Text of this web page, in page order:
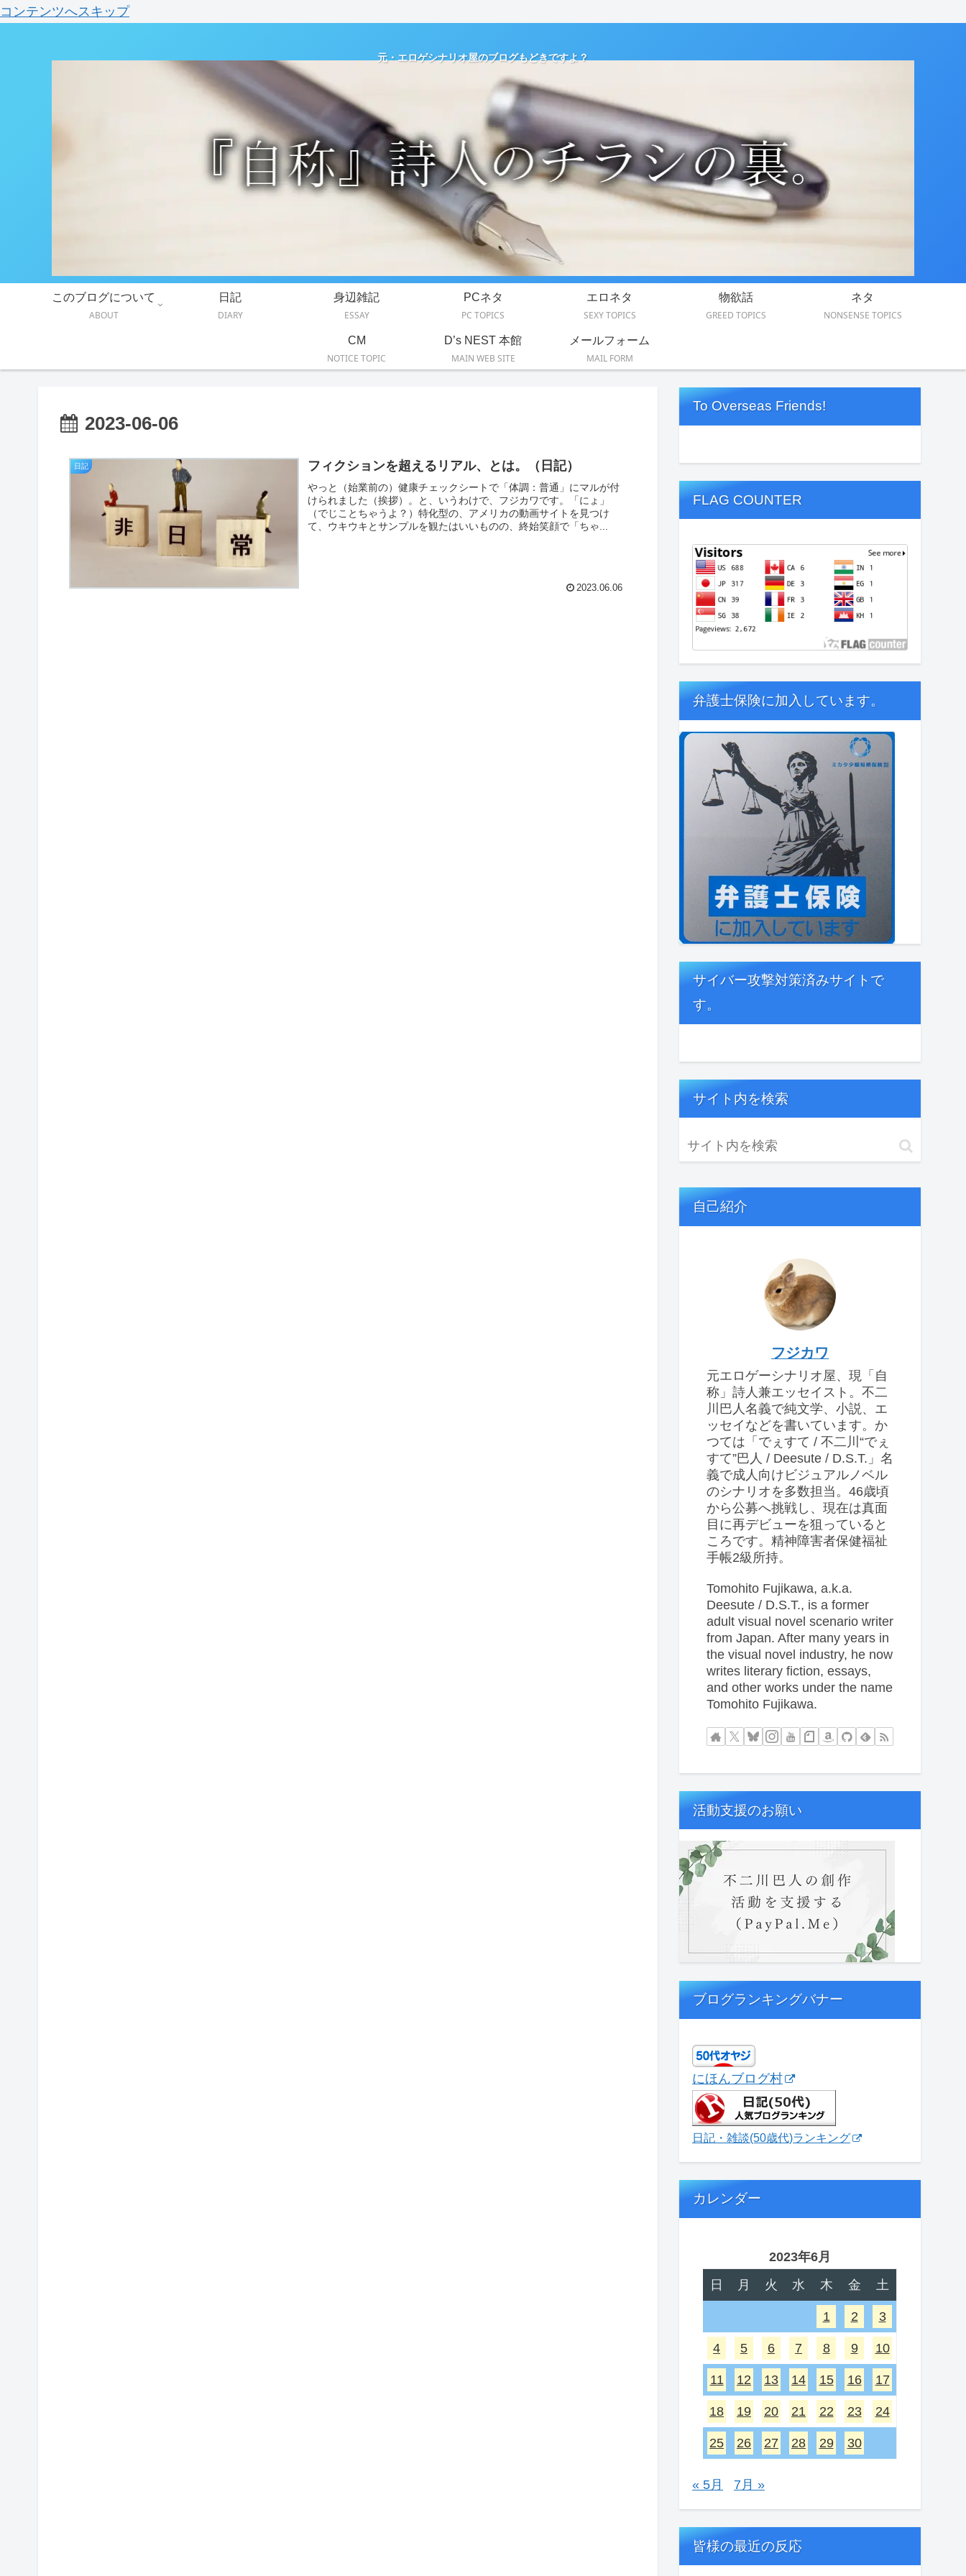
コンテンツへスキップ
元・エロゲシナリオ屋のブログもどきですよ？
このブログについて
ABOUT
日記
DIARY
身辺雑記
ESSAY
PCネタ
PC TOPICS
エロネタ
SEXY TOPICS
物欲話
GREED TOPICS
ネタ
NONSENSE TOPICS
CM
NOTICE TOPIC
D’s NEST 本館
MAIN WEB SITE
メールフォーム
MAIL FORM
2023-06-06
日記 フィクションを超えるリアル、とは。（日記）
やっと（始業前の）健康チェックシートで「体調：普通」にマルが付
けられました（挨拶）。と、いうわけで、フジカワです。「にょ」
（でじことちゃうよ？）特化型の、アメリカの動画サイトを見つけ
て、ウキウキとサンプルを観たはいいものの、終始笑顔で「ちゃ...
2023.06.06
To Overseas Friends!
FLAG COUNTER
弁護士保険に加入しています。
サイバー攻撃対策済みサイトで
す。
サイト内を検索
自己紹介
フジカワ
元エロゲーシナリオ屋、現「自
称」詩人兼エッセイスト。不二
川巴人名義で純文学、小説、エ
ッセイなどを書いています。か
つては「でぇすて / 不二川“でぇ
すて”巴人 / Deesute / D.S.T.」名
義で成人向けビジュアルノベル
のシナリオを多数担当。46歳頃
から公募へ挑戦し、現在は真面
目に再デビューを狙っていると
ころです。精神障害者保健福祉
手帳2級所持。
Tomohito Fujikawa, a.k.a.
Deesute / D.S.T., is a former
adult visual novel scenario writer
from Japan. After many years in
the visual novel industry, he now
writes literary fiction, essays,
and other works under the name
Tomohito Fujikawa.
活動支援のお願い
ブログランキングバナー
にほんブログ村
日記・雑談(50歳代)ランキング
カレンダー
2023年6月
日
月 火 水 木 金 土
1 2 3
4 5 6 7 8 9 10
11 12 13 14 15 16 17
18 19 20 21 22 23 24
25 26 27 28 29 30
« 5月 7月 »
皆様の最近の反応